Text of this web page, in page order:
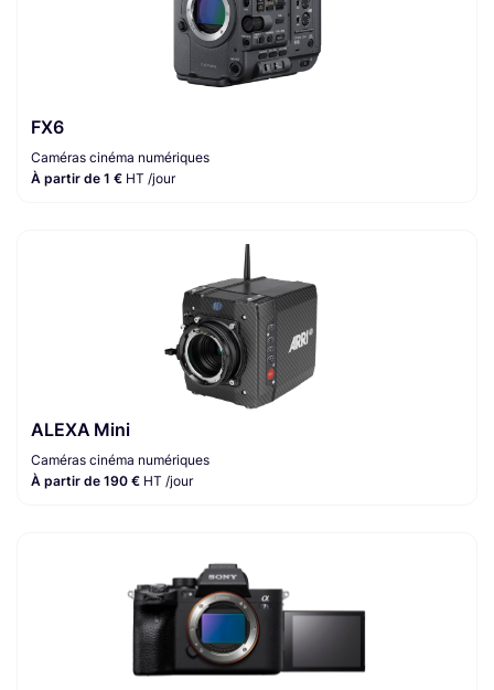
FX6
Caméras cinéma numériques
À partir de 1 € HT /jour
ALEXA Mini
Caméras cinéma numériques
À partir de 190 € HT /jour